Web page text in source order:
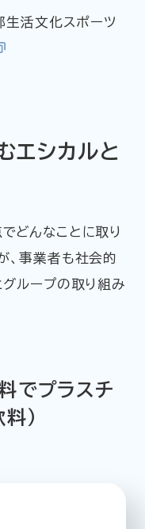
生活文化スポーツ
エシカルと
どんなことに取り
、事業者も社会的
グループの取り組み
でプラスチ
）